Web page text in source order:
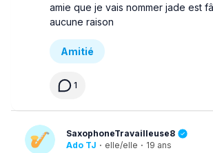
amie que je vais nommer jade est
aucune raison
Amitié
1
SaxophoneTravailleuse8
Ado TJ · elle/elle · 19 ans